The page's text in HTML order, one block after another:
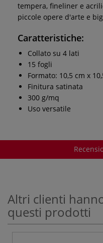
tempera, fineliner e
piccole opere d'arte e
Caratteristiche:
Collato su 4 lati
15 fogli
Formato: 10,5 cm x
Finitura satinata
300 g/mq
Uso versatile
Altri clienti
questi prodotti